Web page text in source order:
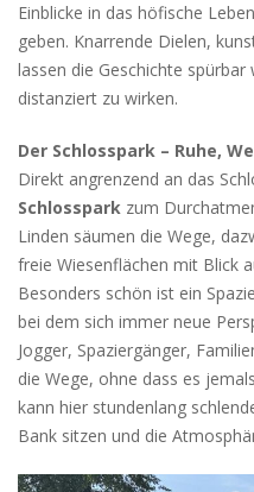
Einblicke in das höfische
geben. Knarrende Dielen,
lassen die Geschichte
distanziert zu wirken.
Der Schlosspark – Ruhe,
Direkt angrenzend an das
Schlosspark zum
Linden säumen die Wege,
freie Wiesenflächen mit Blick
Besonders schön ist ein
bei dem sich immer neue
Jogger, Spaziergänger,
die Wege, ohne dass es
kann hier stundenlang
Bank sitzen und die